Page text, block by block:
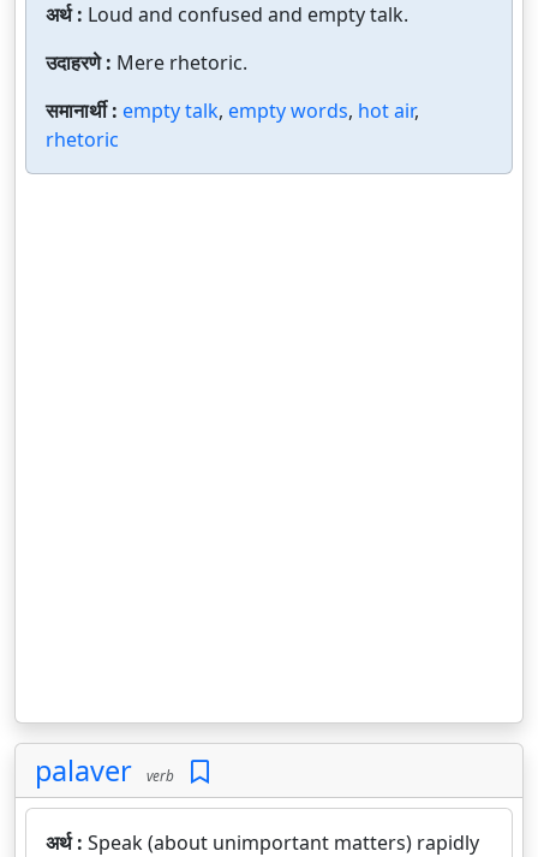
अर्थ : Loud and confused and empty talk.
उदाहरणे : Mere rhetoric.
समानार्थी : empty talk, empty words, hot air,
rhetoric
palaver verb
अर्थ : Speak (about unimportant matters) rapidly